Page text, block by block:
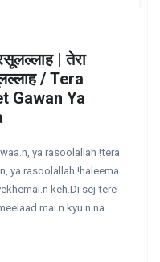
| तेरा
/ Tera
Gawan Ya
ya rasoolallah !tera
ya rasoolallah !haleema
keh.Di sej tere
mai.n kyu.n na